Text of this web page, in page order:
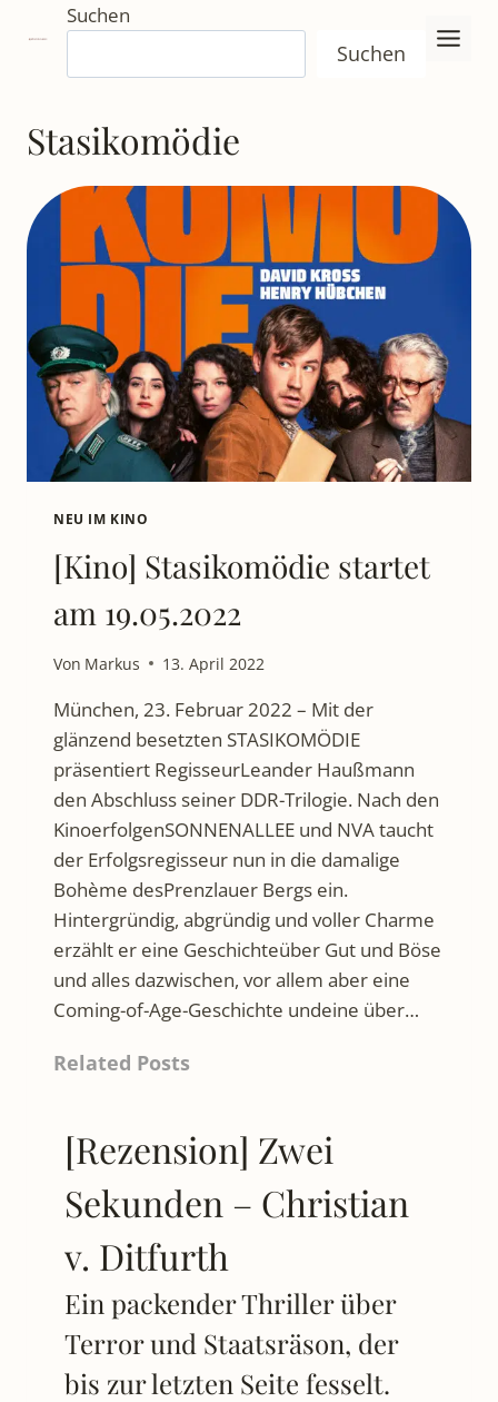
Inhalt
springen
Suchen
Suchen
Stasikomödie
NEU IM KINO
[Kino] Stasikomödie startet
am 19.05.2022
Von Markus 13. April 2022
München, 23. Februar 2022 – Mit der
glänzend besetzten STASIKOMÖDIE
präsentiert RegisseurLeander Haußmann
den Abschluss seiner DDR-Trilogie. Nach den
KinoerfolgenSONNENALLEE und NVA taucht
der Erfolgsregisseur nun in die damalige
Bohème desPrenzlauer Bergs ein.
Hintergründig, abgründig und voller Charme
erzählt er eine Geschichteüber Gut und Böse
und alles dazwischen, vor allem aber eine
Coming-of-Age-Geschichte undeine über…
Related Posts
[Rezension] Zwei
Sekunden – Christian
v. Ditfurth
Ein packender Thriller über
Terror und Staatsräson, der
bis zur letzten Seite fesselt.